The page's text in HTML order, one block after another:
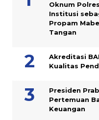
Oknum
Institusi
Propam
Tangan
Akreditasi
Kualitas
Presiden
Pertemuan
Keuangan